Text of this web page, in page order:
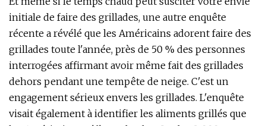
initiale de faire des grillades, une autre enquête
récente a révélé que les Américains adorent faire des
grillades toute l'année, près de 50 % des personnes
interrogées affirmant avoir même fait des grillades
dehors pendant une tempête de neige. C'est un
engagement sérieux envers les grillades. L'enquête
visait également à identifier les aliments grillés que